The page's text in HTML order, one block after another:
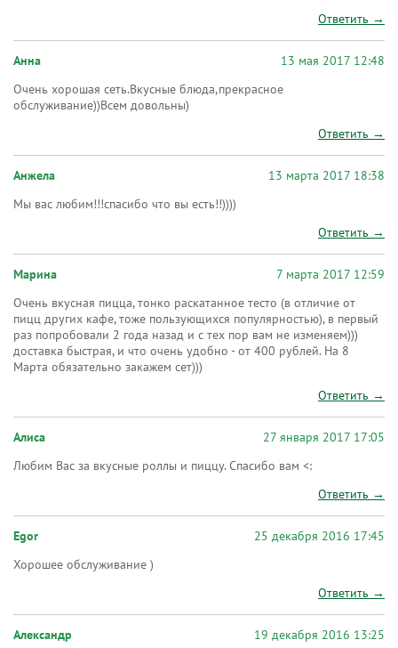
Ответить →
Анна
13 мая 2017 12:48
Очень хорошая сеть.Вкусные блюда,прекрасное
обслуживание))Всем довольны)
Ответить →
Анжела
13 марта 2017 18:38
Мы вас любим!!!спасибо что вы есть!!))))
Ответить →
Марина
7 марта 2017 12:59
Очень вкусная пицца, тонко раскатанное тесто (в отличие от
пицц других кафе, тоже пользующихся популярностью), в первый
раз попробовали 2 года назад и с тех пор вам не изменяем)))
доставка быстрая, и что очень удобно - от 400 рублей. На 8
Марта обязательно закажем сет)))
Ответить →
Алиса
27 января 2017 17:05
Любим Вас за вкусные роллы и пиццу. Спасибо вам <:
Ответить →
Egor
25 декабря 2016 17:45
Хорошее обслуживание )
Ответить →
Александр
19 декабря 2016 13:25